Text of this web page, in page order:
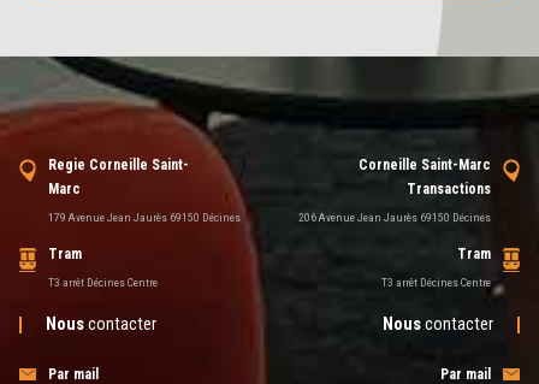
Regie Corneille Saint-
Marc
179 Avenue Jean Jaurès 69150 Décines
Tram
T3 arrêt Décines Centre
Nouscontacter
Par mail
Corneille Saint-Marc
Transactions
206 Avenue Jean Jaurès 69150 Décines
Tram
T3 arrêt Décines Centre
Nouscontacter
Par mail